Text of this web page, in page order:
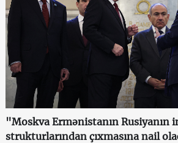
"Moskva Ermənistanın Rusiyanın
strukturlarından çıxmasına nail